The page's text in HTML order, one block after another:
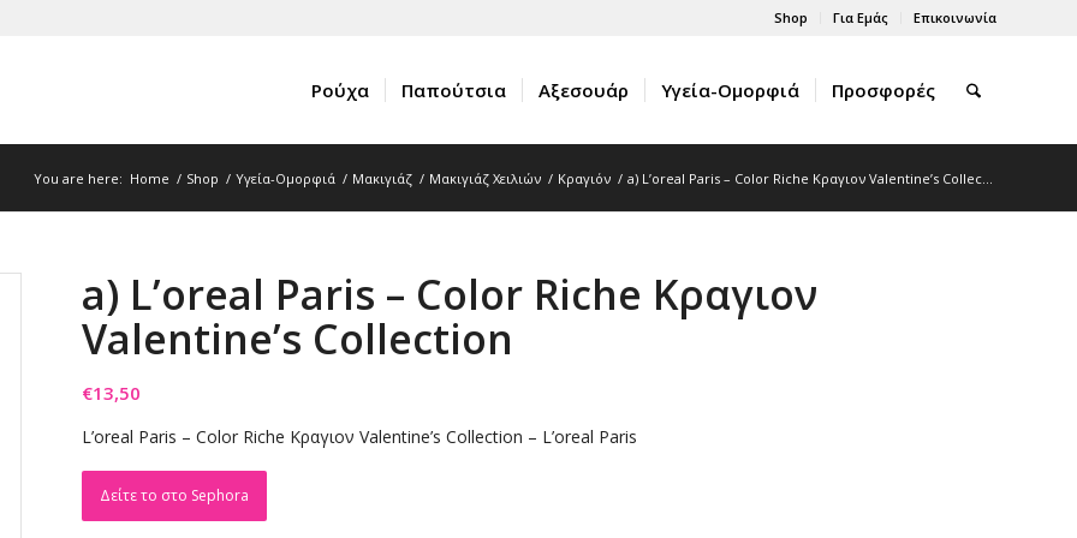
Shop Για Εμάς Επικοινωνία
Ρούχα Παπούτσια Αξεσουάρ Υγεία-Ομορφιά Προσφορές
You are here: Home / Shop / Υγεία-Ομορφιά / Μακιγιάζ / Μακιγιάζ Χειλιών / Κραγιόν / a) L’oreal Paris – Color Riche Κραγιον Valentine’s Collec...
a) L’oreal Paris – Color Riche Κραγιον
Valentine’s Collection
€13,50
L’oreal Paris – Color Riche Κραγιον Valentine’s Collection – L’oreal Paris
Δείτε το στο Sephora